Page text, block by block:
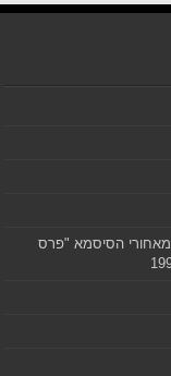
מאחורי הסיסמא "פרס